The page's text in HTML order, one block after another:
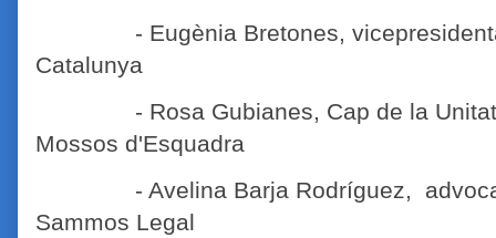
- Eugènia Bretones, vicepresidenta
Catalunya
- Rosa Gubianes, Cap de la Unitat
Mossos d'Esquadra
- Avelina Barja Rodríguez,
Sammos Legal